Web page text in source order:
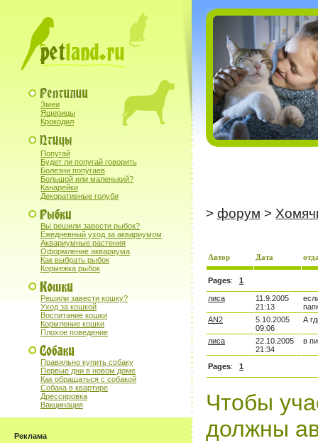
Змеи
Ящерицы
Крокодил
Попугай
Будет ли попугай говорить
Болезни попугаев
Большой или маленький?
Канарейки
Декоративные голуби
Вы решили завести рыбок?
Ежедневный уход за аквариумом
Аквариумные растения
Оформление аквариума
Как выбрать рыбок
Кормежка рыбок
Решили завести кошку?
Уход за кошкой
Воспитание кошки
Кормление кошки
Плохое поведение
Правильно купить собаку
Первые дни в новом доме
Как обращаться с собакой
Собака в квартире
Дрессировка
Вакцинация
Реклама
> форум >
Автор Дата
Pages: 1
лиса
11.9.2005
21:13
AN2
5.10.2005
09:06
А
лиса
22.10.2005
21:34
в
Pages: 1
Чтобы
должны